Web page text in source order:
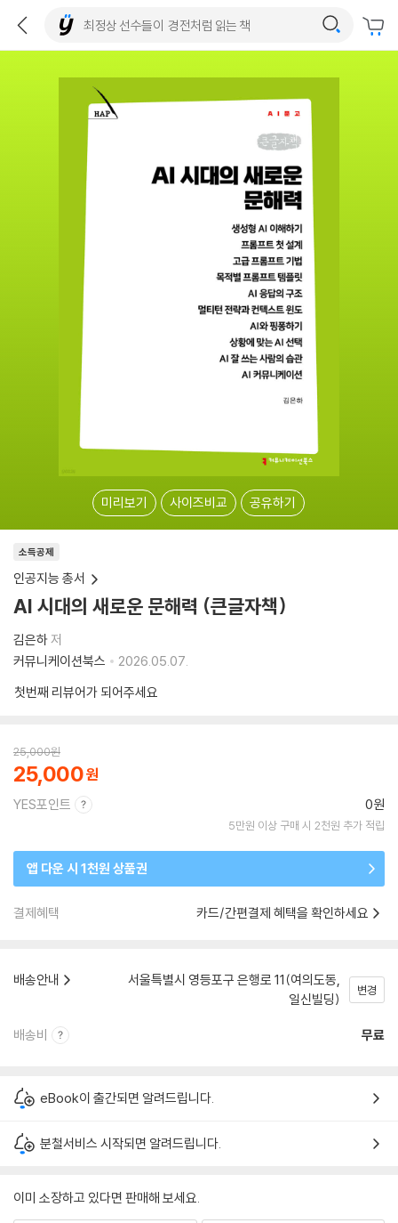
미리보기 사이즈비교 공유하기
소득공제
인공지능 총서
AI 시대의 새로운 문해력 (큰글자책)
김은하저
커뮤니케이션북스
2026.05.07.
첫번째 리뷰어가 되어주세요
25,000원
25,000
YES포인트 0원
5만원 이상 구매 시 2천원 추가 적립
앱 다운 시 1천원 상품권
결제혜택 카드/간편결제 혜택을 확인하세요
배송안내
서울특별시 영등포구 은행로 11(여의도동,
일신빌딩)
변경
배송비 무료
eBook이 출간되면 알려드립니다.
분철서비스 시작되면 알려드립니다.
이미 소장하고 있다면 판매해 보세요.